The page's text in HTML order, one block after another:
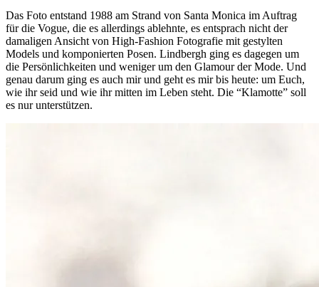
Das Foto entstand 1988 am Strand von Santa Monica im Auftrag
für die Vogue, die es allerdings ablehnte, es entsprach nicht der
damaligen Ansicht von High-Fashion Fotografie mit gestylten
Models und komponierten Posen. Lindbergh ging es dagegen um
die Persönlichkeiten und weniger um den Glamour der Mode. Und
genau darum ging es auch mir und geht es mir bis heute: um Euch,
wie ihr seid und wie ihr mitten im Leben steht. Die “Klamotte” soll
es nur unterstützen.